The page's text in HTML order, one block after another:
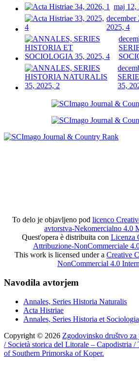
maj 12,
december
2025, 4
35,
To delo je objavljeno pod licenco
avtorstva-Nekomercialno 4.0
Quest'opera è distribuita con Licenza
Attribuzione-NonCommerciale
This work is licensed under a Creative
NonCommercial 4.0
Navodila avtorjem
Annales, Series Historia Naturalis
Acta Histriae
Annales, Series Historia et Sociologia
Copyright © 2026 Zgodovinsko društvo
/ Società storica del Litorale – Capodistria
of Southern Primorska of Koper.